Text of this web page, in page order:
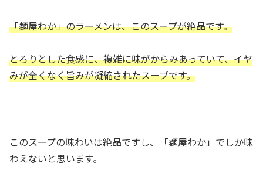
「麵屋わか」のラーメンは、このスープが絶品です。
とろりとした食感に、複雑に味がからみあっていて、イヤ
みが全くなく旨みが凝縮されたスープです。
このスープの味わいは絶品ですし、「麵屋わか」でしか味
わえないと思います。